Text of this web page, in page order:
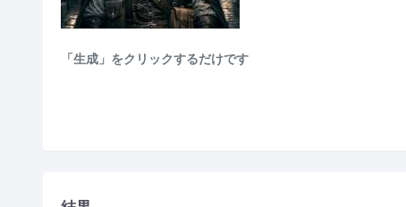
「生成」をクリックするだけです